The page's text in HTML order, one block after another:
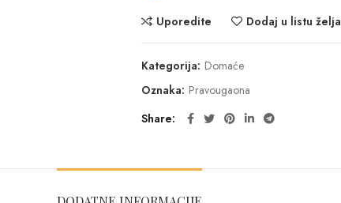
Uporedite Dodaj u listu želja
Kategorija: Domaće
Oznaka: Pravougaona
Share